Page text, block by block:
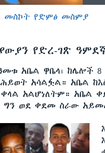
መስኮት የድምፅ መስምያ
የድረ-ገጽ
አቤል ዋቤላ፣ ከሌሎች
ሕይወት አሳልፏል። አቤል
አልሆነለትም። አቤል
ግን ወደ ቀደመ ስራው